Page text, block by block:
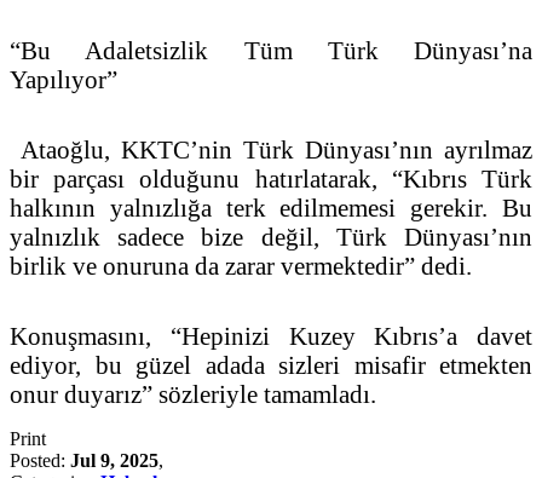
“Bu Adaletsizlik Tüm Türk Dünyası’na
Yapılıyor”
Ataoğlu, KKTC’nin Türk Dünyası’nın ayrılmaz
bir parçası olduğunu hatırlatarak, “Kıbrıs Türk
halkının yalnızlığa terk edilmemesi gerekir. Bu
yalnızlık sadece bize değil, Türk Dünyası’nın
birlik ve onuruna da zarar vermektedir” dedi.
Konuşmasını, “Hepinizi Kuzey Kıbrıs’a davet
ediyor, bu güzel adada sizleri misafir etmekten
onur duyarız” sözleriyle tamamladı.
Print
Posted: Jul 9, 2025,